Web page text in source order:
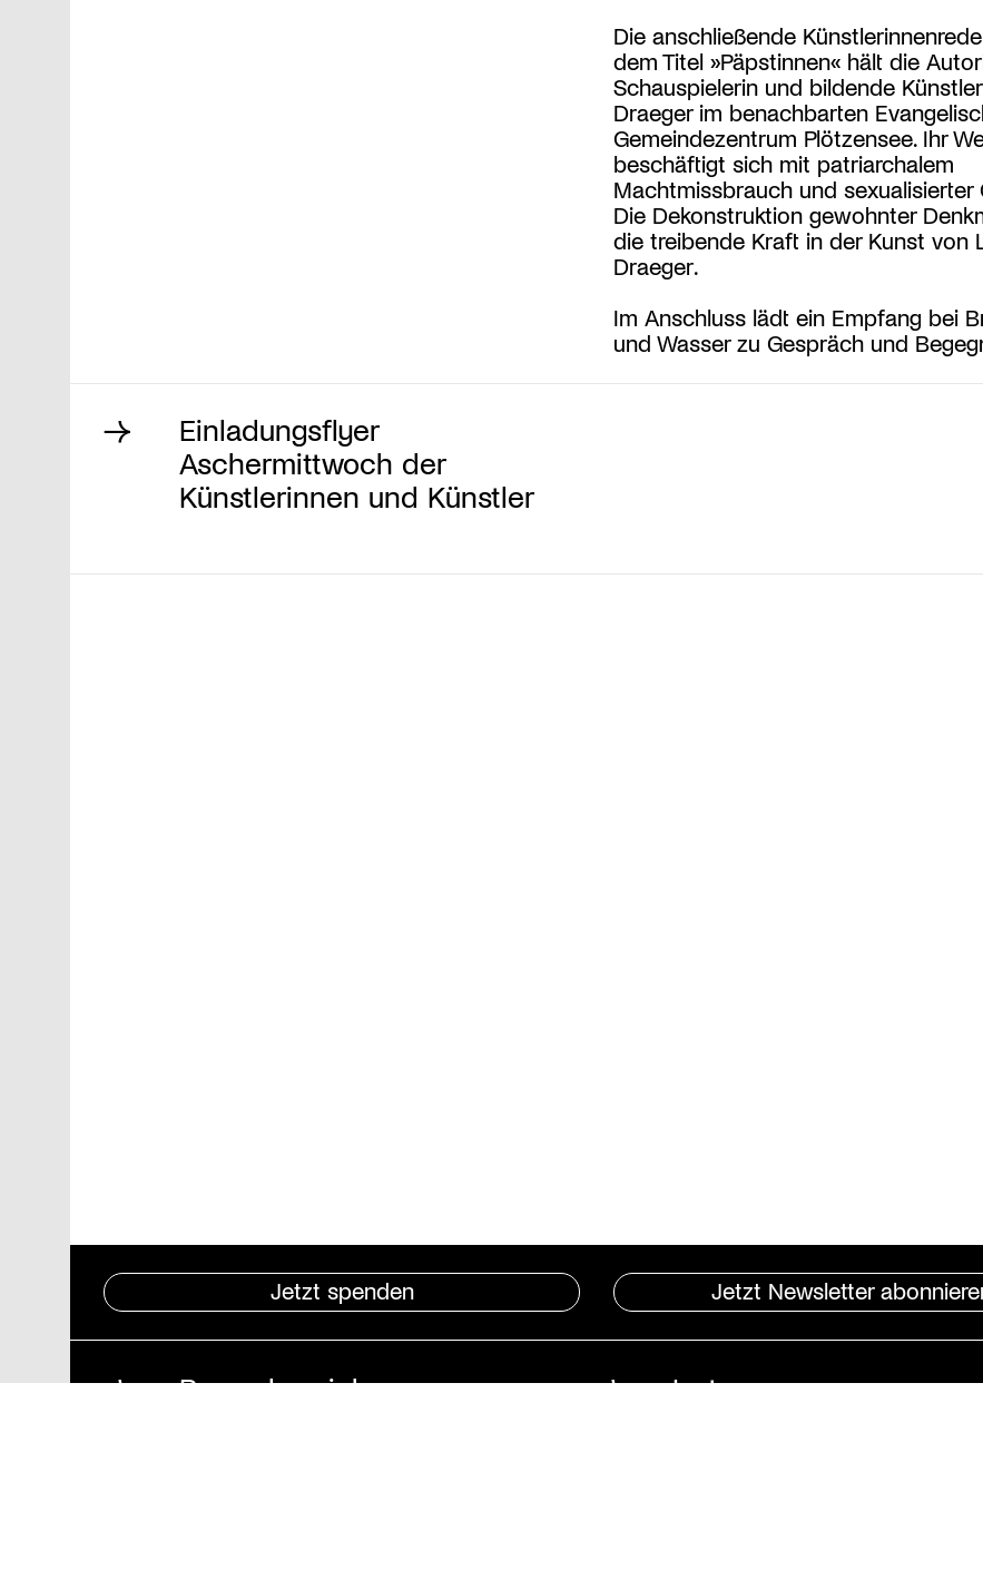
Die anschließende
dem Titel »Päpstinnen« hält die
Schauspielerin und bildende
Draeger im benachbarten
Gemeindezentrum Plötzensee. Ihr
beschäftigt sich mit patriarchalem
Machtmissbrauch und sexualisierter
Die Dekonstruktion gewohnter
die treibende Kraft in der Kunst von
Draeger.
Im Anschluss lädt ein Empfang bei
und Wasser zu Gespräch und
Einladungsflyer
Aschermittwoch der
Künstlerinnen und Künstler
Jetzt spenden Jetzt Newsletter
Pressebereich
Instagram